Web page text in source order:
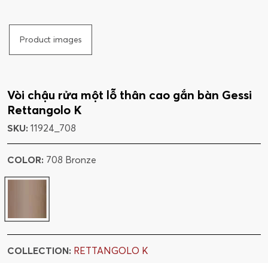
Product images
Vòi chậu rửa một lỗ thân cao gắn bàn Gessi
Rettangolo K
SKU: 11924_708
COLOR: 708 Bronze
COLLECTION: RETTANGOLO K